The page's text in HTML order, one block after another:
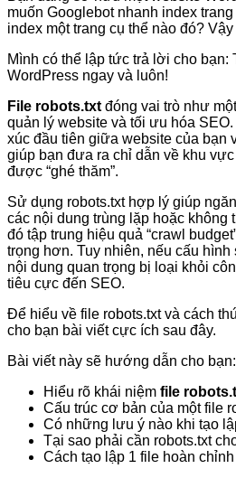
muốn Googlebot nhanh index
index một trang cụ thể nào đó?
Mình có thể lập tức trả lời cho bạn:
WordPress ngay và luôn!
File robots.txt đóng vai trò như
quản lý website và tối ưu hóa
xúc đầu tiên giữa website của bạn
giúp bạn đưa ra chỉ dẫn về khu
được “ghé thăm”.
Sử dụng robots.txt hợp lý giúp
các nội dung trùng lặp hoặc không
đó tập trung hiệu quả “crawl
trọng hơn. Tuy nhiên, nếu cấu hình
nội dung quan trọng bị loại khỏi
tiêu cực đến SEO.
Để hiểu về file robots.txt và cách
cho bạn bài viết cực ích sau đây.
Bài viết này sẽ hướng dẫn cho bạn:
Hiểu rõ khái niệm file
Cấu trúc cơ bản của một file
Có những lưu ý nào khi tạo
Tại sao phải cần robots.txt
Cách tạo lập 1 file hoàn